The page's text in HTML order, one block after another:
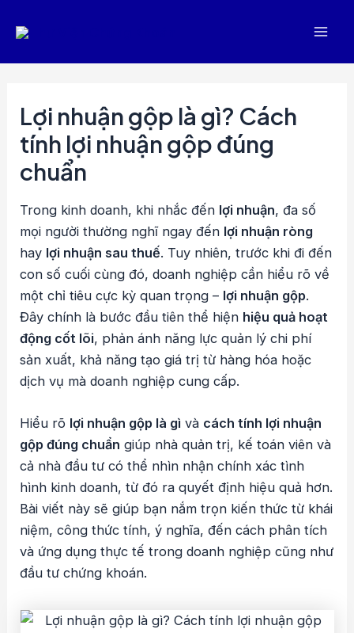
Lợi nhuận gộp là gì? Cách
tính lợi nhuận gộp đúng
chuẩn
Trong kinh doanh, khi nhắc đến lợi nhuận, đa số
mọi người thường nghĩ ngay đến lợi nhuận ròng
hay lợi nhuận sau thuế. Tuy nhiên, trước khi đi đến
con số cuối cùng đó, doanh nghiệp cần hiểu rõ về
một chỉ tiêu cực kỳ quan trọng – lợi nhuận gộp.
Đây chính là bước đầu tiên thể hiện hiệu quả hoạt
động cốt lõi, phản ánh năng lực quản lý chi phí
sản xuất, khả năng tạo giá trị từ hàng hóa hoặc
dịch vụ mà doanh nghiệp cung cấp.
Hiểu rõ lợi nhuận gộp là gì và cách tính lợi nhuận
gộp đúng chuẩn giúp nhà quản trị, kế toán viên và
cả nhà đầu tư có thể nhìn nhận chính xác tình
hình kinh doanh, từ đó ra quyết định hiệu quả hơn.
Bài viết này sẽ giúp bạn nắm trọn kiến thức từ khái
niệm, công thức tính, ý nghĩa, đến cách phân tích
và ứng dụng thực tế trong doanh nghiệp cũng như
đầu tư chứng khoán.